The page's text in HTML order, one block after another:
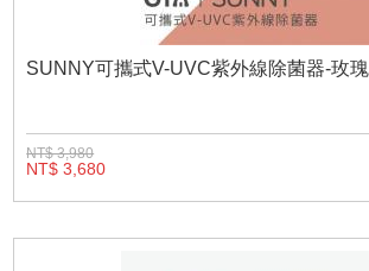
SUNNY可攜式V-UVC紫外線除菌器-玫
NT$ 3,980
NT$ 3,680